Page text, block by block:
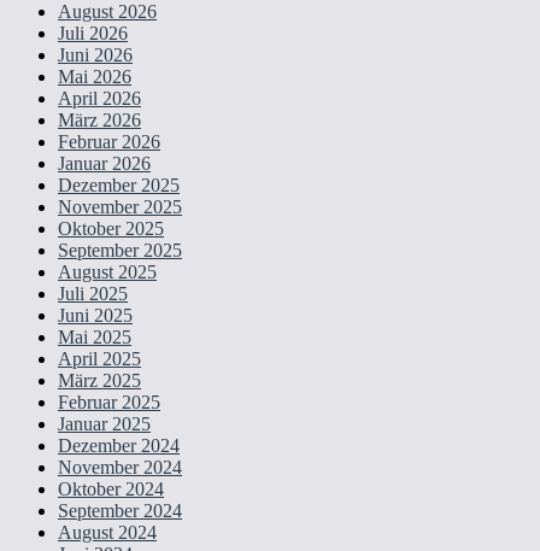
August 2026
Juli 2026
Juni 2026
Mai 2026
April 2026
März 2026
Februar 2026
Januar 2026
Dezember 2025
November 2025
Oktober 2025
September 2025
August 2025
Juli 2025
Juni 2025
Mai 2025
April 2025
März 2025
Februar 2025
Januar 2025
Dezember 2024
November 2024
Oktober 2024
September 2024
August 2024